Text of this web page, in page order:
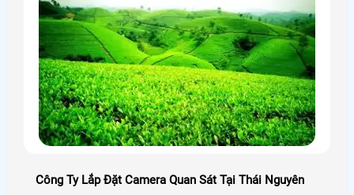
Công Ty Lắp Đặt Camera Quan Sát Tại Thái Nguyên